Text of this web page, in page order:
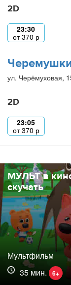
2D
23:30
от370 р
ул. Черёмуховая,
2D
23:05
от370 р
МУЛЬТ в
скучать
Мультфильм
35 мин.
6+